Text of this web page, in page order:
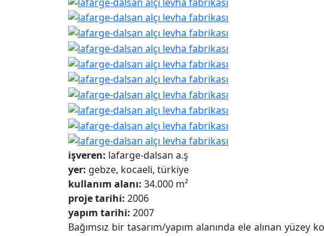
işveren: lafarge-dalsan a.ş
yer: gebze, kocaeli, türkiye
kullanım alanı: 34.000 m²
proje tarihi: 2006
yapım tarihi: 2007
Bağımsız bir tasarım/yapım alanında ele alınan